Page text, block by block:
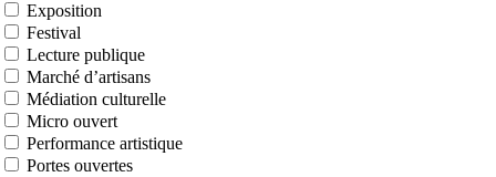
Exposition
Festival
Lecture publique
Marché d’artisans
Médiation culturelle
Micro ouvert
Performance artistique
Portes ouvertes